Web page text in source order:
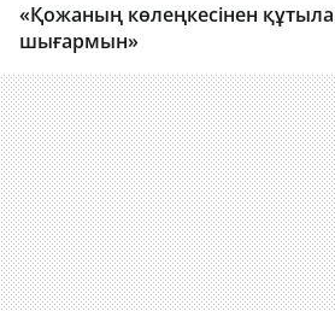
«Қожаның көлеңкесінен
шығармын»